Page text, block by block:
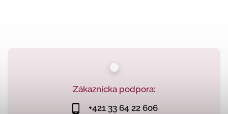
Zákaznícka podpora:
+421 33 64 22 606